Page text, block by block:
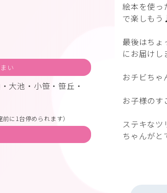
絵本を使っ
で楽しもう
最後はちょ
にお届けし
おチビちゃ
お子様の
ステキなツ
ちゃんが
い
大池・小笹・笹丘・
に1台停められます）